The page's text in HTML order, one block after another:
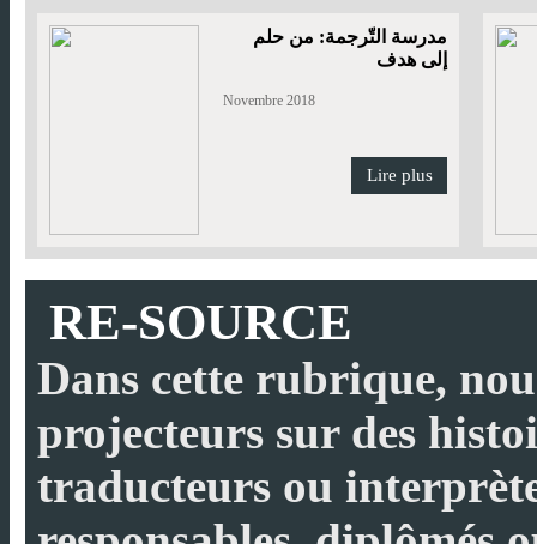
مدرسة التّرجمة: من حلم
إلى هدف
Novembre 2018
Lire plus
RE-SOURCE
Dans cette rubrique,
projecteurs sur des
traducteurs ou